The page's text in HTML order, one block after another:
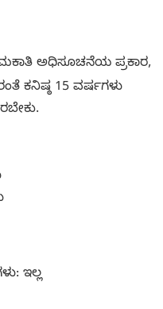
ಅಧಿಸೂಚನೆಯ ಪ್ರಕಾರ,
ಕನಿಷ್ಠ 15 ವರ್ಷಗಳು
ಇಲ್ಲ